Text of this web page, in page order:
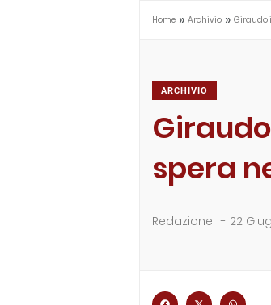
Home » Archivio » Giraudo
ARCHIVIO
spera
Redazione - 22